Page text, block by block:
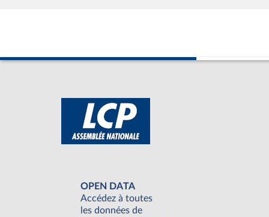
OPEN DATA
Accédez à toutes
les données de